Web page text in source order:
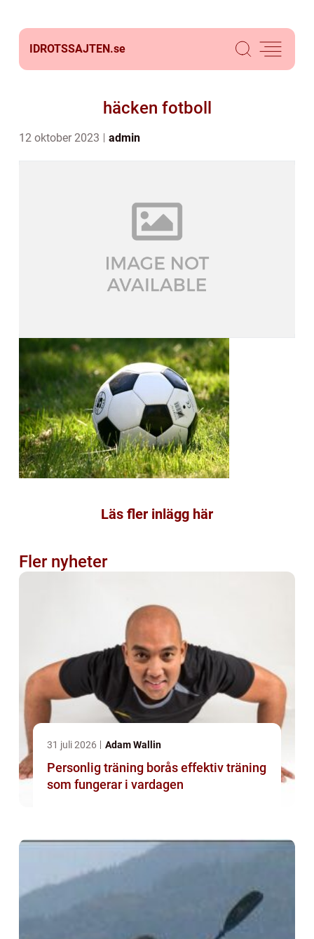
IDROTSSAJTEN.se
häcken fotboll
12 oktober 2023 admin
Läs fler inlägg här
Fler nyheter
31 juli 2026 Adam Wallin
Personlig träning borås effektiv träning
som fungerar i vardagen